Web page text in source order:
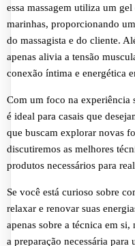
essa massagem utiliza um
marinhas, proporcionando
do massagista e do cliente.
apenas alivia a tensão
conexão íntima e energética
Com um foco na experiência
é ideal para casais que
que buscam explorar novas
discutiremos as melhores
produtos necessários para
Se você está curioso sobre
relaxar e renovar suas
apenas sobre a técnica em
a preparação necessária para